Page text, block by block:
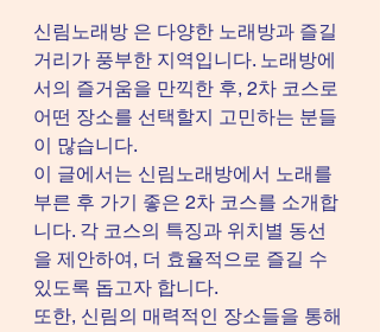
신림노래방 은 다양한 노래방과 즐길
거리가 풍부한 지역입니다. 노래방에
서의 즐거움을 만끽한 후, 2차 코스로
어떤 장소를 선택할지 고민하는 분들
이 많습니다.
이 글에서는 신림노래방에서 노래를
부른 후 가기 좋은 2차 코스를 소개합
니다. 각 코스의 특징과 위치별 동선
을 제안하여, 더 효율적으로 즐길 수
있도록 돕고자 합니다.
또한, 신림의 매력적인 장소들을 통해